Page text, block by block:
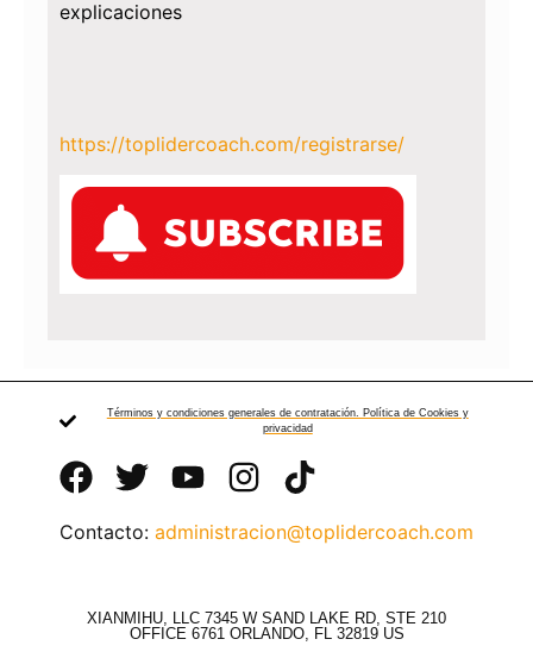
explicaciones
https://toplidercoach.com/registrarse/
Términos y condiciones generales de contratación. Política de Cookies y
privacidad
Contacto: administracion@toplidercoach.com
XIANMIHU, LLC 7345 W SAND LAKE RD, STE 210
OFFICE 6761 ORLANDO, FL 32819 US